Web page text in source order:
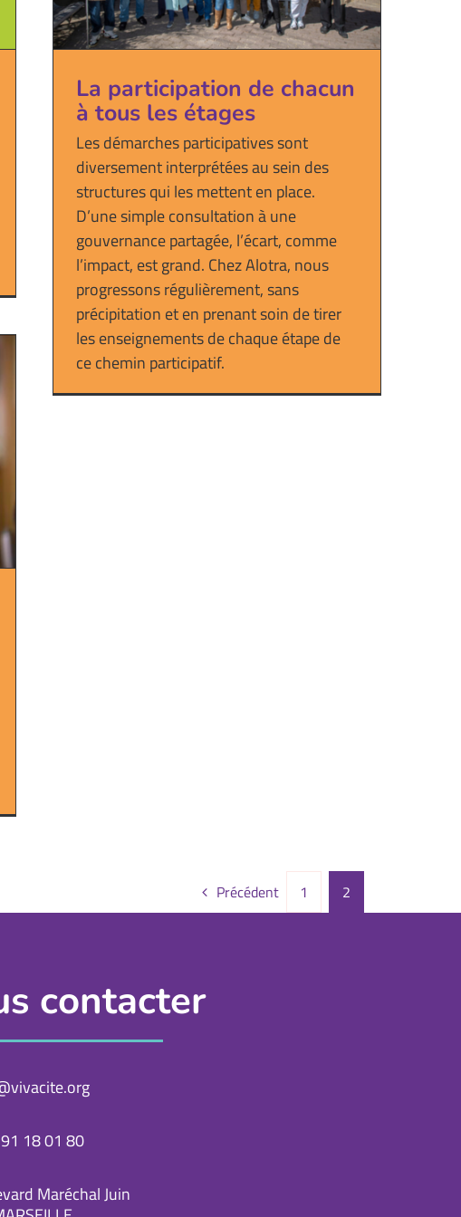
La participation de chacun
à tous les étages
Les démarches participatives sont
diversement interprétées au sein des
structures qui les mettent en place.
D’une simple consultation à une
gouvernance partagée, l’écart, comme
l’impact, est grand. Chez Alotra, nous
progressons régulièrement, sans
précipitation et en prenant soin de tirer
les enseignements de chaque étape de
ce chemin participatif.
Précédent 1 2
contacter
18 01 80
Maréchal Juin